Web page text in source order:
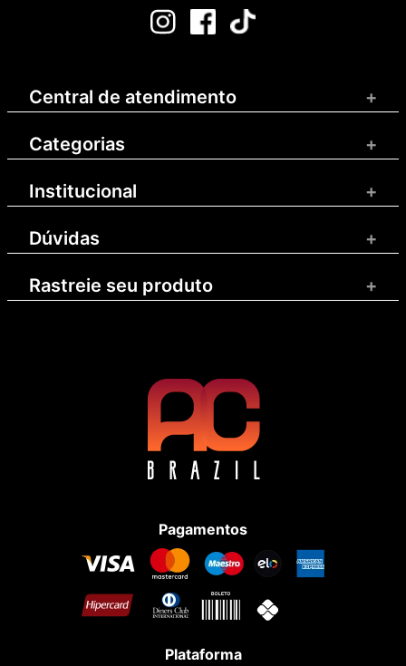
Central de atendimento +
Categorias +
Institucional +
Dúvidas +
Rastreie seu produto +
Pagamentos
Plataforma